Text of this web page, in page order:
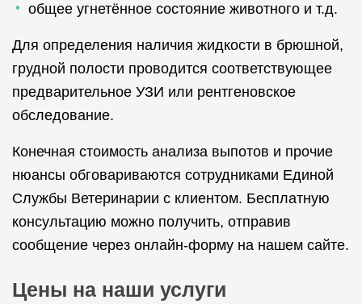
общее угнетённое состояние животного и т.д.
Для определения наличия жидкости в брюшной,
грудной полости проводится соответствующее
предварительное УЗИ или рентгеновское
обследование.
Конечная стоимость анализа выпотов и прочие
нюансы обговариваются сотрудниками Единой
Службы Ветеринарии с клиентом. Бесплатную
консультацию можно получить, отправив
сообщение через онлайн-форму на нашем сайте.
Цены на наши услуги